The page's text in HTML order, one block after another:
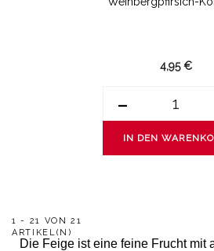
4,95 €
-
IN DEN
1 - 21 VON 21
ARTIKEL(N)
Die Feige ist eine feine Frucht mit